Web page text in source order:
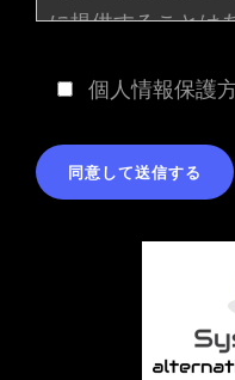
に提供することは
で、十分な個人情
す。
（任意性）個人情
すが、必要な情報
は、利⽤⽬的に記
が⽣じる可能性が
（開示等の請求等
個人情報保護